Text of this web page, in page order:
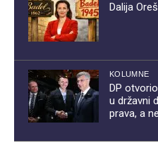
Dalija
KOLUMNE
DP
u državni
prava, a